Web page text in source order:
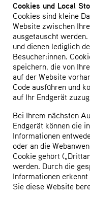
Cookies und Local
Cookies sind kleine
Website zwischen
ausgetauscht
und dienen lediglich
Besucher:innen.
speichern, die von
auf der Website
Code ausführen und
auf Ihr Endgerät
Bei Ihrem nächsten
Endgerät können die
Informationen
oder an die
Cookie gehört
werden. Durch die
Informationen
Sie diese Website